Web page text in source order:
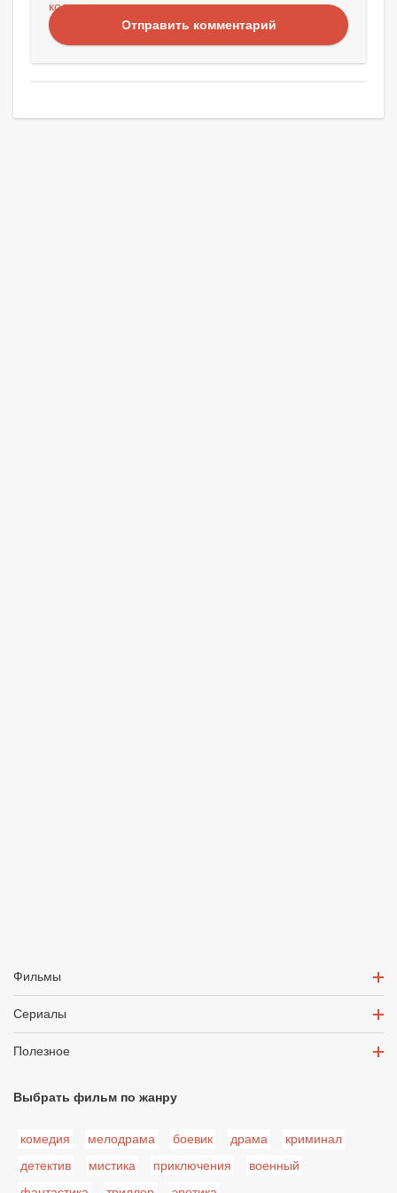
Отправить комментарий
Фильмы
Сериалы
Полезное
Выбрать фильм по жанру
комедия мелодрама боевик драма
криминал
детектив
мистика приключения
военный